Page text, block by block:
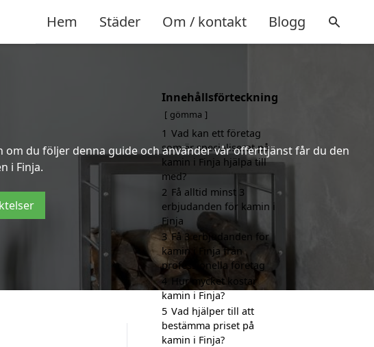
Hem Städer Om / kontakt Blogg
du följer denna guide och använder vår offerttjänst får du den
i Finja.
Innehållsförteckning
gömma
1 Vad kan ett företag
som är specialiserat på
kamin i Finja hjälpa till
med?
2 Få alltid minst 3
erbjudanden för kamin i
Finja
3 Få 3 erbjudanden för
kamin i Finja från
professionella företag
4 Hur mycket kostar
kamin i Finja?
5 Vad hjälper till att
bestämma priset på
kamin i Finja?